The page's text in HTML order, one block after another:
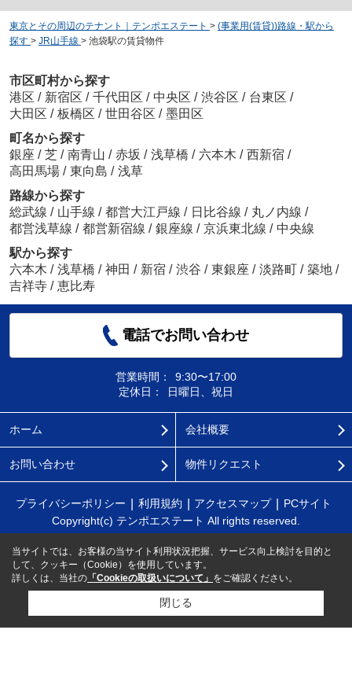
東京とその周辺のテナント｜テンポエステート > (事業用(賃貸))路線・駅から
探す > JR山手線 > 池袋駅の賃貸物件
市区町村から探す
港区 / 新宿区 / 千代田区 / 中央区 / 渋谷区 / 台東区 /
大田区 / 板橋区 / 世田谷区 / 墨田区
町名から探す
銀座 / 芝 / 南青山 / 赤坂 / 浅草橋 / 六本木 / 西新宿 /
高田馬場 / 東向島 / 浅草
路線から探す
総武線 / 山手線 / 都営大江戸線 / 日比谷線 / 丸ノ内線 /
都営浅草線 / 都営新宿線 / 銀座線 / 京浜東北線 / 中央線
駅から探す
六本木 / 浅草橋 / 神田 / 新宿 / 渋谷 / 東銀座 / 淡路町 / 築地 /
吉祥寺 / 恵比寿
電話でお問い合わせ
営業時間：
9:30〜17:00
定休日：
日曜日、祝日
ホーム 会社概要
お問い合わせ 物件リクエスト
プライバシーポリシー 利用規約 アクセスマップ
PCサイト
Copyright(c) テンポエステート All rights reserved.
当サイトでは、お客様の当サイト利用状況把握、サービス向上検討を目的と
して、クッキー（Cookie）を使用しています。
詳しくは、当社の 「Cookieの取扱いについて」 をご確認ください。
閉じる